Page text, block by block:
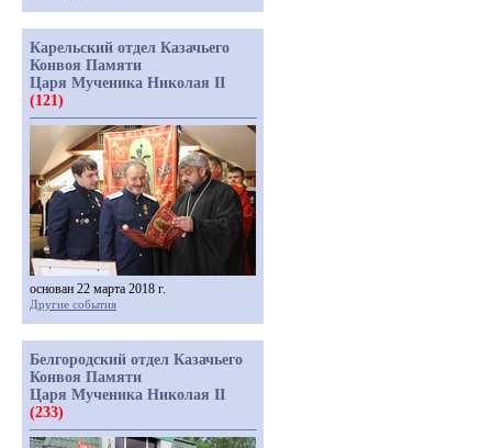
Карельский отдел Казачьего
Конвоя Памяти
Царя Мученика Николая II
(121)
основан 22 марта 2018 г.
Другие события
Белгородский отдел Казачьего
Конвоя Памяти
Царя Мученика Николая II
(233)